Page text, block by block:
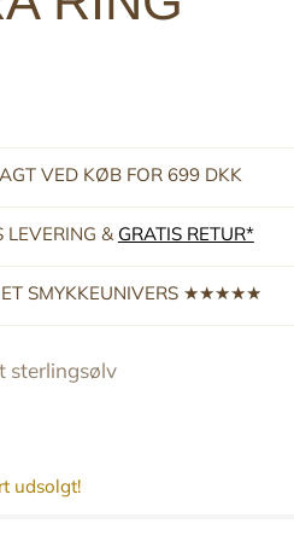
VED KØB FOR 699 DKK
LEVERING & GRATIS RETUR*
SMYKKEUNIVERS ★★★★★
sterlingsølv
udsolgt!